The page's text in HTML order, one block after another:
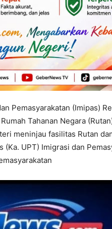
Pemasyarakatan (Imipas)
Tahanan Negara
meninjau fasilitas Rutan
UPT) Imigrasi dan